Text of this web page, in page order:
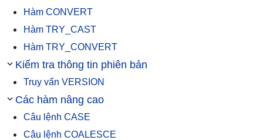
Hàm CONVERT
Hàm TRY_CAST
Hàm TRY_CONVERT
Kiểm tra thông tin phiên bản
Truy vấn VERSION
Các hàm nâng cao
Câu lệnh CASE
Câu lệnh COALESCE